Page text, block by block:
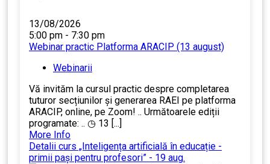
13/08/2026
5:00 pm - 7:30 pm
Webinar practic Platforma ARACIP (13 august)
Webinarii
Vă invităm la cursul practic despre completarea
tuturor secțiunilor și generarea RAEI pe platforma
ARACIP, online, pe Zoom! .. Următoarele ediții
programate: .. ◷ 13 [...]
More Info
Detalii curs „Inteligența artificială în educație -
primii pași pentru profesori” - 19 aug.